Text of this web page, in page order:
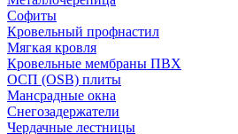
Софиты
Кровельный профнастил
Мягкая кровля
Кровельные мембраны ПВХ
ОСП (OSB) плиты
Мансрадные окна
Снегозадержатели
Чердачные лестницы